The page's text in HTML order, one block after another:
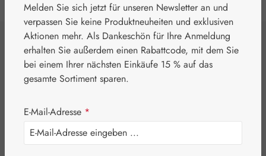
Pater Severin Naturprodukte Schönheit & Pflege
Salicylvaseline 5%
Salbe
Melden Sie sich jetzt für unseren Newsletter an und
verpassen Sie keine Produktneuheiten und exklusiven
Aktionen mehr. Als Dankeschön für Ihre Anmeldung
erhalten Sie außerdem einen Rabattcode, mit dem Sie
bei einem Ihrer nächsten Einkäufe 15 % auf das
gesamte Sortiment sparen.
E-Mail-Adresse *